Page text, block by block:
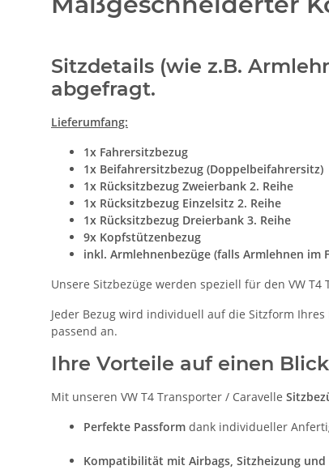
Sitzdetails (wie z.B.
abgefragt.
Lieferumfang:
1x Fahrersitzbezug
1x Beifahrersitzbezug (Doppelbeifahrersitz)
1x Rücksitzbezug Zweierbank 2. Reihe
1x Rücksitzbezug Einzelsitz 2. Reihe
1x Rücksitzbezug Dreierbank 3. Reihe
9x Kopfstützenbezug
inkl. Armlehnenbezüge (falls Armlehnen im
Unsere Sitzbezüge werden speziell für den VW
Jeder Bezug wird individuell auf die Sitzform
passend an.
Ihre Vorteile auf einen Blick
Mit unseren VW T4 Transporter / Caravelle
Perfekte Passform dank individueller
Kompatibilität mit Airbags, Sitzheizung und